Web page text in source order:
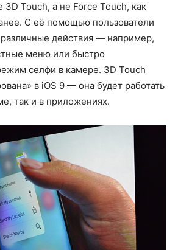
3D Touch, а не Force Touch, как
С её помощью пользователи
действия — например,
меню или быстро
селфи в камере. 3D Touch
в iOS 9 — она будет работать
так и в приложениях.